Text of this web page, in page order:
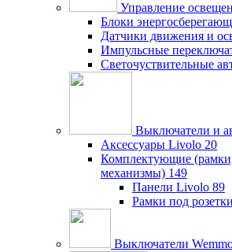
Управление
Блоки
Датчики движения и
Импульсные
Светочуствительные
Выключатели и
Аксессуары Livolo 20
Комплектующие
механизмы) 149
Панели Livolo 89
Рамки под
Выключатели